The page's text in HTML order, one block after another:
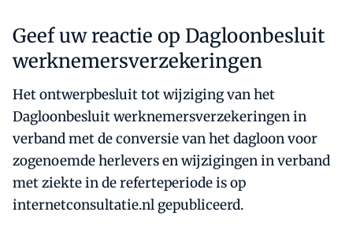
Geef uw reactie op Dagloonbesluit
werknemersverzekeringen
Het ontwerpbesluit tot wijziging van het
Dagloonbesluit werknemersverzekeringen in
verband met de conversie van het dagloon voor
zogenoemde herlevers en wijzigingen in verband
met ziekte in de referteperiode is op
internetconsultatie.nl gepubliceerd.